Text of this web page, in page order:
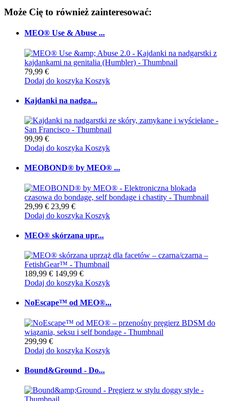
Może Cię to również zainteresować:
MEO® Use & Abuse ...
79,99 €
Dodaj do koszyka Koszyk
Kajdanki na nadga...
99,99 €
Dodaj do koszyka Koszyk
MEOBOND® by MEO® ...
29,99 € 23,99 €
Dodaj do koszyka Koszyk
MEO® skórzana upr...
189,99 € 149,99 €
Dodaj do koszyka Koszyk
NoEscape™ od MEO®...
299,99 €
Dodaj do koszyka Koszyk
Bound&Ground - Do...